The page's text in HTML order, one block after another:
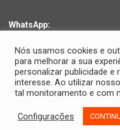
WhatsApp:
Copyright © 2026 Jornal
Nós usamos cookies e
para melhorar a sua
personalizar publicidade e
interesse. Ao utilizar
tal monitoramento e com
Configurações